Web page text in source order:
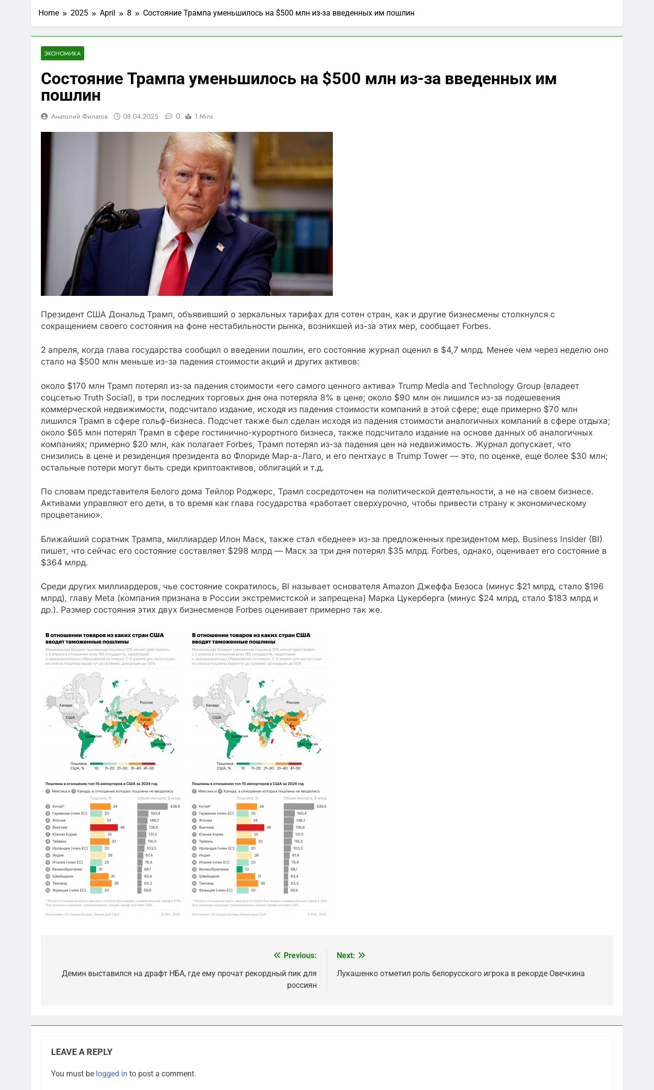
Home 2025 April 8 Состояние Трампа уменьшилось на $500 млн из-за введенных им пошлин
ЭКОНОМИКА
Состояние Трампа уменьшилось на $500 млн из-за введенных им
пошлин
Анатолий Филатов 08.04.2025 0 1 Mins
Президент США Дональд Трамп, объявивший о зеркальных тарифах для сотен стран, как и другие бизнесмены столкнулся с
сокращением своего состояния на фоне нестабильности рынка, возникшей из-за этих мер, сообщает Forbes.
2 апреля, когда глава государства сообщил о введении пошлин, его состояние журнал оценил в $4,7 млрд. Менее чем через неделю оно
стало на $500 млн меньше из-за падения стоимости акций и других активов:
около $170 млн Трамп потерял из-за падения стоимости «его самого ценного актива» Trump Media and Technology Group (владеет
соцсетью Truth Social), в три последних торговых дня она потеряла 8% в цене; около $90 млн он лишился из-за подешевения
коммерческой недвижимости, подсчитало издание, исходя из падения стоимости компаний в этой сфере; еще примерно $70 млн
лишился Трамп в сфере гольф-бизнеса. Подсчет также был сделан исходя из падения стоимости аналогичных компаний в сфере отдыха;
около $65 млн потерял Трамп в сфере гостинично-курортного бизнеса, также подсчитало издание на основе данных об аналогичных
компаниях; примерно $20 млн, как полагает Forbes, Трамп потерял из-за падения цен на недвижимость. Журнал допускает, что
снизились в цене и резиденция президента во Флориде Мар-а-Лаго, и его пентхаус в Trump Tower — это, по оценке, еще более $30 млн;
остальные потери могут быть среди криптоактивов, облигаций и т.д.
По словам представителя Белого дома Тейлор Роджерс, Трамп сосредоточен на политической деятельности, а не на своем бизнесе.
Активами управляют его дети, в то время как глава государства «работает сверхурочно, чтобы привести страну к экономическому
процветанию».
Ближайший соратник Трампа, миллиардер Илон Маск, также стал «беднее» из-за предложенных президентом мер. Business Insider (BI)
пишет, что сейчас его состояние составляет $298 млрд — Маск за три дня потерял $35 млрд. Forbes, однако, оценивает его состояние в
$364 млрд.
Среди других миллиардеров, чье состояние сократилось, BI называет основателя Amazon Джеффа Безоса (минус $21 млрд, стало $196
млрд), главу Meta (компания признана в России экстремистской и запрещена) Марка Цукерберга (минус $24 млрд, стало $183 млрд и
др.). Размер состояния этих двух бизнесменов Forbes оценивает примерно так же.
navigation
Previous:
Демин выставился на драфт НБА, где ему прочат рекордный пик для
россиян
Next:
Лукашенко отметил роль белорусского игрока в рекорде Овечкина
LEAVE A REPLY
You must be logged in to post a comment.
5
Что происходит в